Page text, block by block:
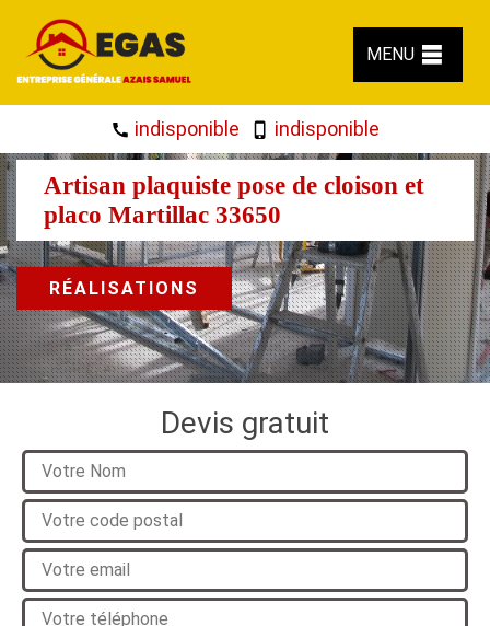
MENU
indisponible indisponible
Artisan plaquiste pose de cloison et
placo Martillac 33650
RÉALISATIONS
Devis gratuit